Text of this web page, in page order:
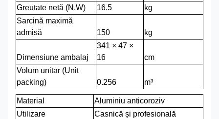
Greutate netă (N.W)
16.5
kg
Sarcină maximă
admisă
150 kg
Dimensiune ambalaj
341 × 47 ×
16
cm
Volum unitar (Unit
packing)
0.256 m³
Material
Aluminiu anticoroziv
Utilizare
Casnică și profesională